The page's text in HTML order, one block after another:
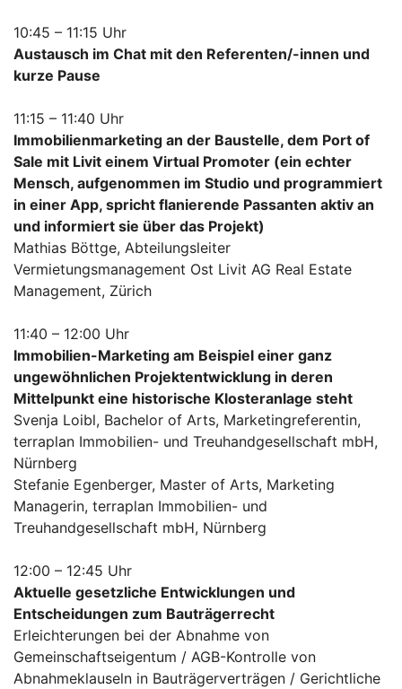
10:45 – 11:15 Uhr
Austausch im Chat mit den Referenten/-innen und
kurze Pause
11:15 – 11:40 Uhr
Immobilienmarketing an der Baustelle, dem Port of
Sale mit Livit einem Virtual Promoter (ein echter
Mensch, aufgenommen im Studio und programmiert
in einer App, spricht flanierende Passanten aktiv an
und informiert sie über das Projekt)
Mathias Böttge, Abteilungsleiter
Vermietungsmanagement Ost Livit AG Real Estate
Management, Zürich
11:40 – 12:00 Uhr
Immobilien-Marketing am Beispiel einer ganz
ungewöhnlichen Projektentwicklung in deren
Mittelpunkt eine historische Klosteranlage steht
Svenja Loibl, Bachelor of Arts, Marketingreferentin,
terraplan Immobilien- und Treuhandgesellschaft mbH,
Nürnberg
Stefanie Egenberger, Master of Arts, Marketing
Managerin, terraplan Immobilien- und
Treuhandgesellschaft mbH, Nürnberg
12:00 – 12:45 Uhr
Aktuelle gesetzliche Entwicklungen und
Entscheidungen zum Bauträgerrecht
Erleichterungen bei der Abnahme von
Gemeinschaftseigentum / AGB-Kontrolle von
Abnahmeklauseln in Bauträgerverträgen / Gerichtliche